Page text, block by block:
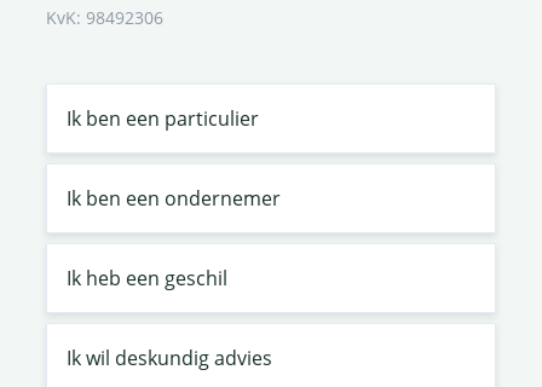
KvK: 98492306
Ik ben een particulier
Ik ben een ondernemer
Ik heb een geschil
Ik wil deskundig advies